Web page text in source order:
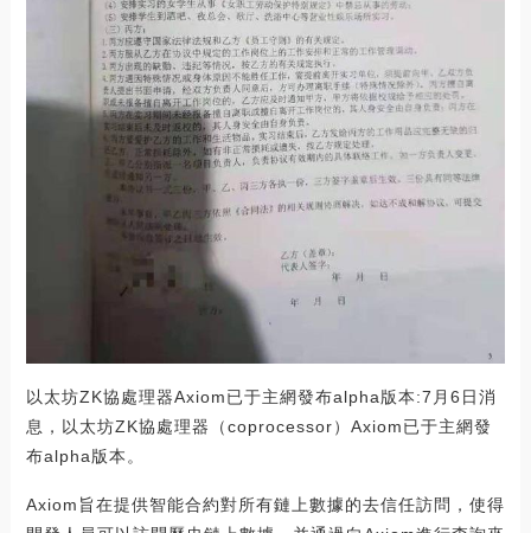
以太坊ZK協處理器Axiom已于主網發布alpha版本:7月6日消
息，以太坊ZK協處理器（coprocessor）Axiom已于主網發
布alpha版本。
Axiom旨在提供智能合約對所有鏈上數據的去信任訪問，使得